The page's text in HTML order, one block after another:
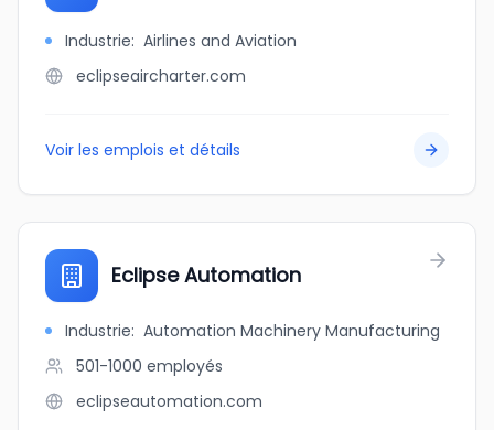
Industrie: Airlines and Aviation
eclipseaircharter.com
Voir les emplois et détails
Eclipse Automation
Industrie: Automation Machinery Manufacturing
501-1000 employés
eclipseautomation.com